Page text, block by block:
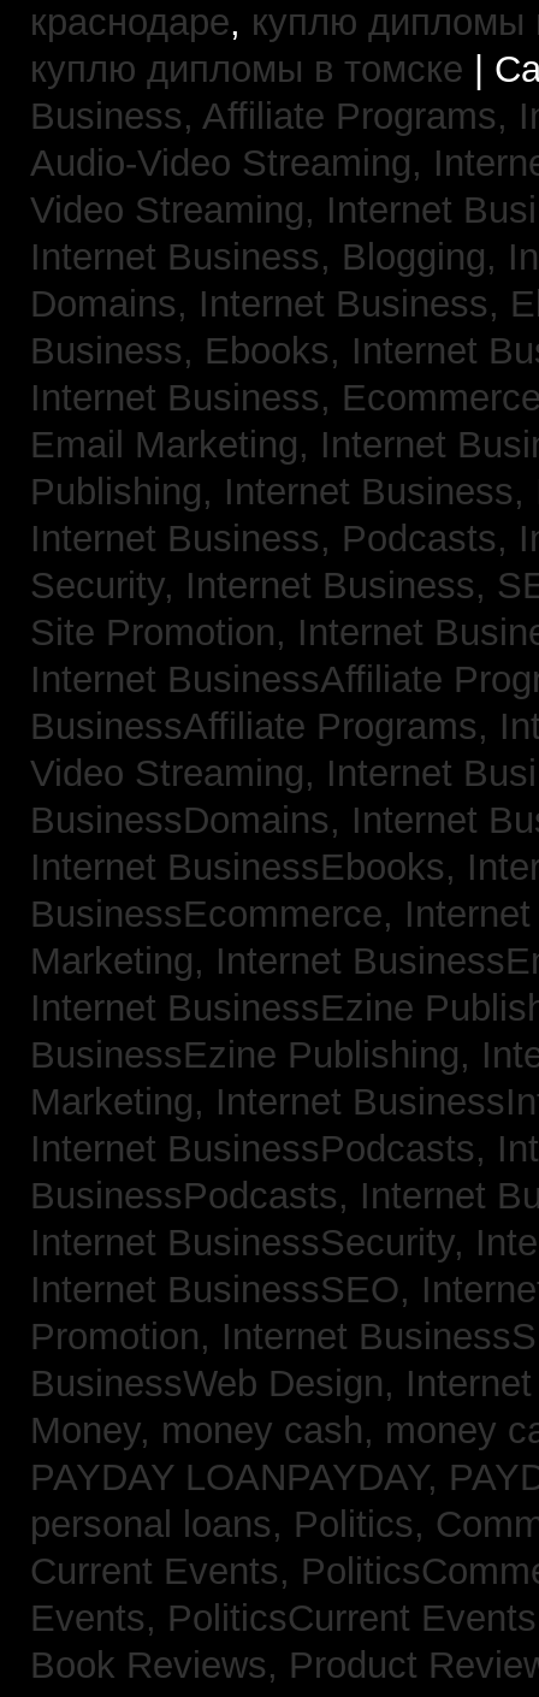
краснодаре, куплю дипломы
куплю дипломы в томске |
Business, Affiliate Programs,
Audio-Video Streaming,
Video Streaming, Internet
Internet Business, Blogging,
Domains, Internet Business,
Business, Ebooks, Internet
Internet Business,
Email Marketing, Internet
Publishing, Internet
Internet Business, Podcasts,
Security, Internet Business,
Site Promotion, Internet
Internet BusinessAffiliate
BusinessAffiliate Programs,
Video Streaming, Internet
BusinessDomains, Internet
Internet BusinessEbooks,
BusinessEcommerce,
Marketing, Internet
Internet BusinessEzine
BusinessEzine Publishing,
Marketing, Internet
Internet BusinessPodcasts,
BusinessPodcasts, Internet
Internet BusinessSecurity,
Internet BusinessSEO,
Promotion, Internet
BusinessWeb Design,
Money, money cash, money
PAYDAY LOANPAYDAY,
personal loans, Politics,
Current Events,
Events, PoliticsCurrent
Book Reviews, Product